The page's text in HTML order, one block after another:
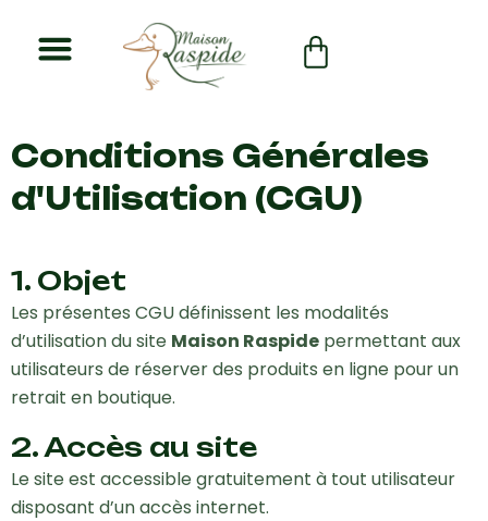
contenu
Panier
Conditions Générales
d'Utilisation (CGU)
1. Objet
Les présentes CGU définissent les modalités
d’utilisation du site Maison Raspide permettant aux
utilisateurs de réserver des produits en ligne pour un
retrait en boutique.
2. Accès au site
Le site est accessible gratuitement à tout utilisateur
disposant d’un accès internet.